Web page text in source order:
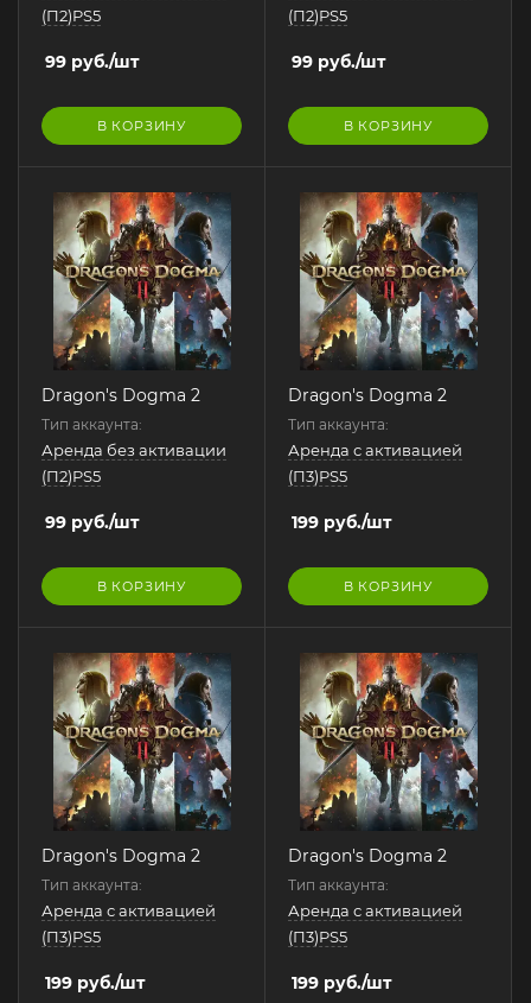
(П2)PS5
99 руб./шт
В КОРЗИНУ
(П2)PS5
99 руб./шт
В КОРЗИНУ
Dragon's Dogma 2
Тип аккаунта:
Аренда без активации
(П2)PS5
99 руб./шт
В КОРЗИНУ
Dragon's Dogma 2
Тип аккаунта:
Аренда с активацией
(П3)PS5
199 руб./шт
В КОРЗИНУ
Dragon's Dogma 2
Тип аккаунта:
Аренда с активацией
(П3)PS5
199 руб./шт
Dragon's Dogma 2
Тип аккаунта:
Аренда с активацией
(П3)PS5
199 руб./шт